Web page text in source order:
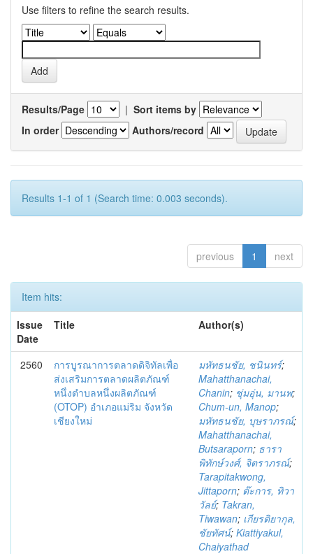
Use filters to refine the search results.
Results/Page | Sort items by
In order
Authors/record
Results 1-1 of 1 (Search time: 0.003 seconds).
previous 1 next
Item hits:
Issue
Date
Title Author(s)
2560
การบูรณาการตลาดดิจิทัลเพื่อ
ส่งเสริมการตลาดผลิตภัณฑ์
หนึ่งตำบลหนึ่งผลิตภัณฑ์
(OTOP) อำเภอแม่ริม จังหวัด
เชียงใหม่
มหัทธนชัย, ชนินทร์;
Mahatthanachai,
Chanin; ชุ่มอุ่น, มานพ;
Chum-un, Manop;
มหัทธนชัย, บุษราภรณ์;
Mahatthanachai,
Butsaraporn; ธารา
พิทักษ์วงศ์, จิตราภรณ์;
Tarapitakwong,
Jittaporn; ต๊ะการ, ทิวา
วัลย์; Takran,
Tiwawan; เกียรติยากุล,
ชัยทัศน์; Kiattiyakul,
Chaiyathad